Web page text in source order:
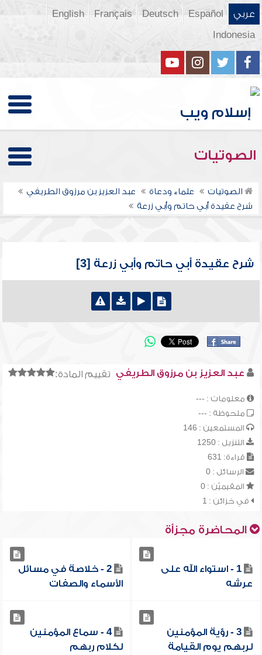
عربي Español
Deutsch
Français
English
Indonesia
الصوتيات
الصوتيات علماء ودعاة
عبد العزيز بن مرزوق الطريفي
شرح عقيدة أبي حاتم وأبي زرعة
شرح عقيدة أبي حاتم وأبي زرعة [3]
تقييم المادة: عبد العزيز بن مرزوق الطريفي
معلومات : ---
ملحوظة : ---
المستمعين : 146
التنزيل : 1250
قراءة: 631
الرسائل : 0
المقيميّن : 0
في خزائن : 1
المحاضرة مجزأة
1 - استواء الله على
عرشه
2 - خلاصة في مسائل
الأسماء والصفات
3 - رؤية المؤمنين
لربهم يوم القيامة
4 - سماع المؤمنين
لكلام ربهم